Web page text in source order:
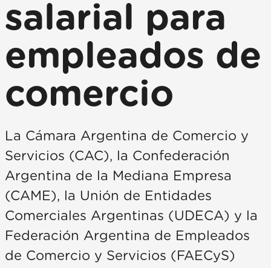
salarial para
empleados de
comercio
La Cámara Argentina de Comercio y
Servicios (CAC), la Confederación
Argentina de la Mediana Empresa
(CAME), la Unión de Entidades
Comerciales Argentinas (UDECA) y la
Federación Argentina de Empleados
de Comercio y Servicios (FAECyS)